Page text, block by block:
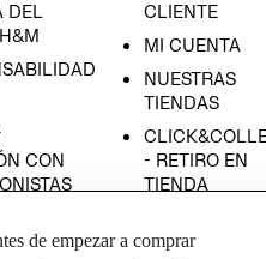
DEL
CON
CLIENTE
MI CUENTA
NUESTRAS
TIENDAS
- RETIRO EN
TIENDA
CONDICIONES
de empezar a comprar